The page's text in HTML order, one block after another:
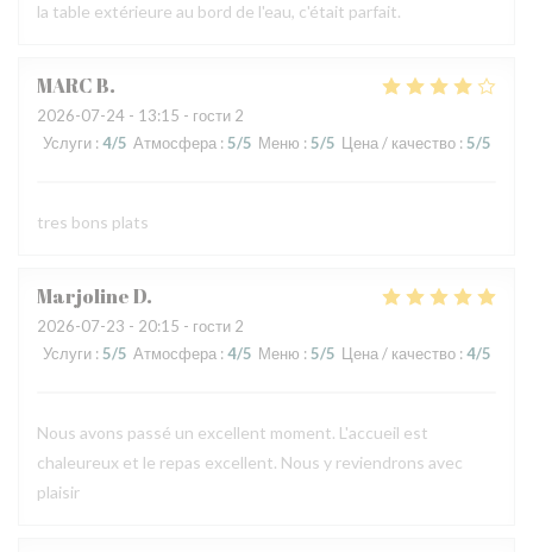
la table extérieure au bord de l'eau, c'était parfait.
MARCB
2026-07-24 - 13:15 - гости 2
Услуги : 4/5 Атмосфера : 5/5 Меню : 5/5 Цена / качество : 5/5
tres bons plats
MarjolineD
2026-07-23 - 20:15 - гости 2
Услуги : 5/5 Атмосфера : 4/5 Меню : 5/5 Цена / качество : 4/5
Nous avons passé un excellent moment. L'accueil est
chaleureux et le repas excellent. Nous y reviendrons avec
plaisir